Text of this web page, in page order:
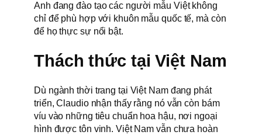
Anh đang đào tạo các người mẫu Việt không
chỉ để phù hợp với khuôn mẫu quốc tế, mà còn
để họ thực sự nổi bật.
Thách thức tại Việt Nam
Dù ngành thời trang tại Việt Nam đang phát
triển, Claudio nhận thấy rằng nó vẫn còn bám
víu vào những tiêu chuẩn hoa hậu, nơi ngoại
hình được tôn vinh. Việt Nam vẫn chưa hoàn